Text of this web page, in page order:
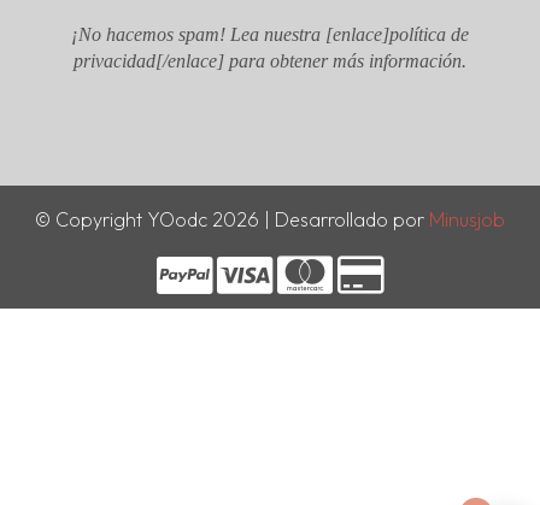
¡No hacemos spam! Lea nuestra [enlace]política de
privacidad[/enlace] para obtener más información.
© Copyright YOodc 2026 | Desarrollado por Minusjob